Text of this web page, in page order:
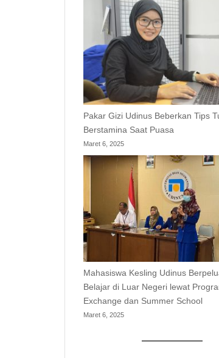
Pakar Gizi Udinus Beberkan Tips
Berstamina Saat Puasa
Maret 6, 2025
Mahasiswa Kesling Udinus
Belajar di Luar Negeri lewat
Exchange dan Summer School
Maret 6, 2025